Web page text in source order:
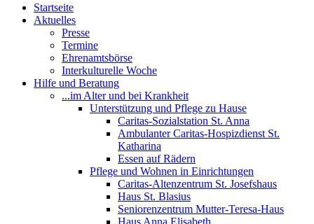
Startseite
Aktuelles
Presse
Termine
Ehrenamtsbörse
Interkulturelle Woche
Hilfe und Beratung
...im Alter und bei Krankheit
Unterstützung und Pflege zu Hause
Caritas-Sozialstation St. Anna
Ambulanter Caritas-Hospizdienst St.
Katharina
Essen auf Rädern
Pflege und Wohnen in Einrichtungen
Caritas-Altenzentrum St. Josefshaus
Haus St. Blasius
Seniorenzentrum Mutter-Teresa-Haus
Haus Anna Elisabeth